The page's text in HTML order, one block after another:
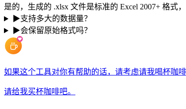
是的，生成的 .xlsx 文件是标准的 Excel 2007+ 格式
▶支持多大的数据量？
▶会保留原始格式吗？
如果这个工具对你有帮助的话，请考虑请我喝杯咖啡
请给我买杯咖啡吧。